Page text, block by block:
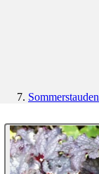
Sommerstauden